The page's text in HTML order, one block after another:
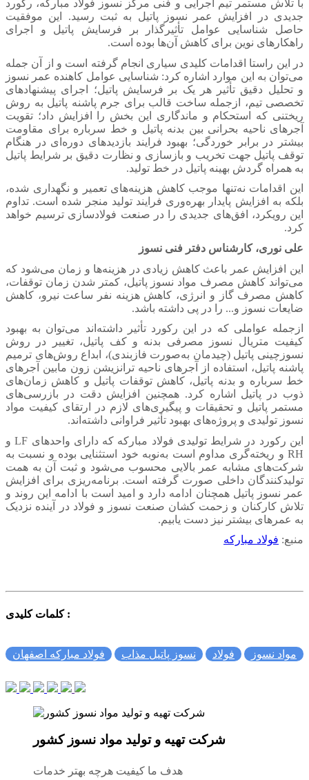
با تلاش مستمر تیم اجرایی و فنی مرکز نسوز فولاد مبارکه، رکورد
جدیدی در افزایش عمر نسوز پاتیل به ثبت رسید. این موفقیت
حاصل شناسایی عوامل تأثیرگذار بر فرسایش پاتیل و اجرای
راهکارهای نوین برای کاهش آن‌ها بوده است.
در این راستا اقدامات کلیدی سیاری انجام گرفته است و از آن جمله
می‌توان به این موارد اشاره کرد: شناسایی عوامل کاهنده عمر نسوز
و تحلیل دقیق تأثیر هر یک بر فرسایش پاتیل؛ اجرای پیشنهادهای
تخصصی تیم، ازجمله ساخت قالب برای جرم پاشنه پاتیل به روش
ریختنی که استحکام و ماندگاری این بخش را افزایش داد؛ تقویت
آجرهای ناحیه بحرانی بین بدنه پاتیل و خط سرباره برای مقاومت
بیشتر در برابر خوردگی؛ بهبود فرایند بازدیدهای دوره‌ای در هنگام
توقف پاتیل جهت تخریب و بازسازی و نظارت دقیق بر شرایط پاتیل
به همراه گردش بهینه پاتیل در خط تولید.
این اقدامات نه‌تنها موجب کاهش هزینه‌های تعمیر و نگهداری شده،
بلکه به افزایش پایدار بهره‌وری فرایند تولید منجر شده است. تداوم
این رویکرد، افق‌های جدیدی را در صنعت فولادسازی ترسیم خواهد
کرد.
علی نوری، کارشناس دفتر فنی نسوز
این افزایش عمر باعث کاهش زیادی در هزینه‌ها و زمان می‌شود که
می‌تواند کاهش مصرف مواد نسوز پاتیل، کمتر شدن زمان توقفات،
کاهش مصرف گاز و انرژی، کاهش هزینه نفر ساعت نیرو، کاهش
ضایعات نسوز و... را در پی داشته باشد.
ازجمله عواملی که در این رکورد تأثیر داشته‌اند می‌توان به بهبود
کیفیت متریال نسوز مصرفی بدنه و کف پاتیل، تغییر در روش
نسوزچینی پاتیل (چیدمان به‌صورت فازبندی)، ابداع روش‌های ترمیم
پاشنه پاتیل، استفاده از آجرهای ناحیه ترانزیشن زون مابین آجرهای
خط سرباره و بدنه پاتیل، کاهش توقفات پاتیل و کاهش زمان‌های
ذوب در پاتیل اشاره کرد. همچنین افزایش دقت در بازرسی‌های
مستمر پاتیل و تحقیقات و پیگیری‌های لازم در ارتقای کیفیت مواد
نسوز تولیدی و پروژه‌های بهبود تأثیر فراوانی داشته‌اند.
این رکورد در شرایط تولیدی فولاد مبارکه که دارای واحدهای LF و
RH و ریخته‌گری مداوم است به‌نوبه خود استثنایی بوده و نسبت به
شرکت‌های مشابه عمر بالایی محسوب می‌شود و ثبت آن به همت
تولیدکنندگان داخلی صورت گرفته است. برنامه‌ریزی برای افزایش
عمر نسوز پاتیل همچنان ادامه دارد و امید است با ادامه این روند و
تلاش کارکنان و زحمت کشان صنعت نسوز و فولاد در آینده نزدیک
به عمرهای بیشتر نیز دست یابیم.
منبع: فولاد مبارکه
کلمات کلیدی :
مواد نسوز فولاد نسوز پاتیل مذاب فولاد مبارکه اصفهان
شرکت تهیه و تولید مواد نسوز کشور
هدف ما کیفیت هرچه بهتر خدمات